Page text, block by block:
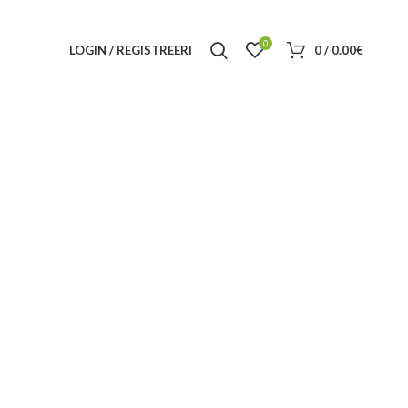
LOGIN / REGISTREERI 0 0/ 0.00€